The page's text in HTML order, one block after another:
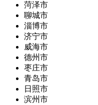
菏泽市
聊城市
淄博市
济宁市
威海市
德州市
枣庄市
青岛市
日照市
滨州市